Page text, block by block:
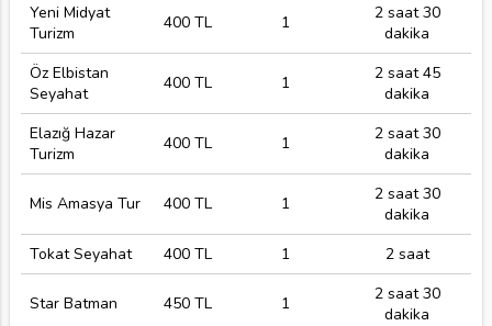
Yeni Midyat
Turizm
400 TL 1
2 saat 30
dakika
Öz Elbistan
Seyahat
400 TL 1
2 saat 45
dakika
Elazığ Hazar
Turizm
400 TL 1
2 saat 30
dakika
Mis Amasya Tur 400 TL 1
2 saat 30
dakika
Tokat Seyahat
400 TL 1 2 saat
Star Batman 450 TL 1
2 saat 30
dakika